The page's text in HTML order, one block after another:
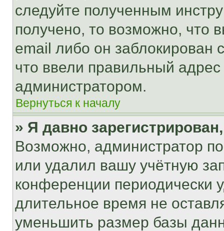
следуйте полученным
получено, то возможно, что
email либо он
что ввели правильный адрес
администратором.
Вернуться к началу
» Я давно
Возможно, администратор
или удалил вашу учётную
конференции периодически
длительное время не
уменьшить размер базы